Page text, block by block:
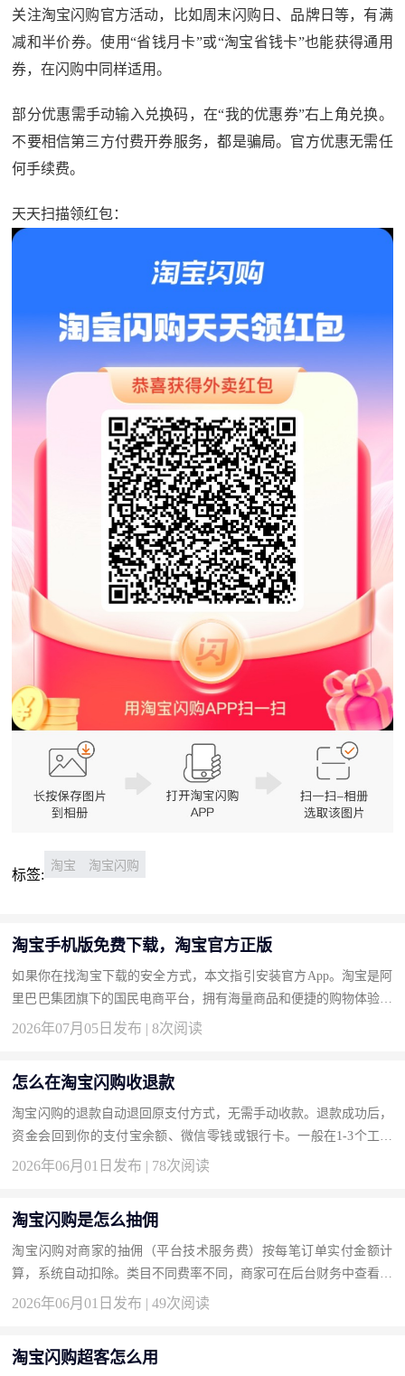
关注淘宝闪购官方活动，比如周末闪购日、品牌日等，有满
减和半价券。使用“省钱月卡”或“淘宝省钱卡”也能获得通用
券，在闪购中同样适用。
部分优惠需手动输入兑换码，在“我的优惠券”右上角兑换。
不要相信第三方付费开券服务，都是骗局。官方优惠无需任
何手续费。
天天扫描领红包：
标签:
淘宝 淘宝闪购
淘宝手机版免费下载，淘宝官方正版
如果你在找淘宝下载的安全方式，本文指引安装官方App。淘宝是阿
里巴巴集团旗下的国民电商平台，拥有海量商品和便捷的购物体验。
按此获取正版，畅享安全网购。 下载地址：淘宝官方下载 为什么
2026年07月05日发布 | 8次阅读
怎么在淘宝闪购收退款
淘宝闪购的退款自动退回原支付方式，无需手动收款。退款成功后，
资金会回到你的支付宝余额、微信零钱或银行卡。一般在1-3个工作
日内到账。你可以在“我的订单”中查看退款状态，或在支付宝账单
2026年06月01日发布 | 78次阅读
淘宝闪购是怎么抽佣
淘宝闪购对商家的抽佣（平台技术服务费）按每笔订单实付金额计
算，系统自动扣除。类目不同费率不同，商家可在后台财务中查看扣
费明细。抽佣是平台提供流量和技术服务的对价，是入驻闪购的基
2026年06月01日发布 | 49次阅读
淘宝闪购超客怎么用